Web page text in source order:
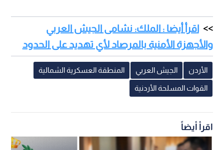
اقرأ أيضا : الملك: نشامى الجيش العربي
والأجهزة الأمنية بالمرصاد لأي تهديد على الحدود
الأردن الجيش العربي المنطقة العسكرية الشمالية
القوات المسلحة الأردنية
اقرأ أيضاً